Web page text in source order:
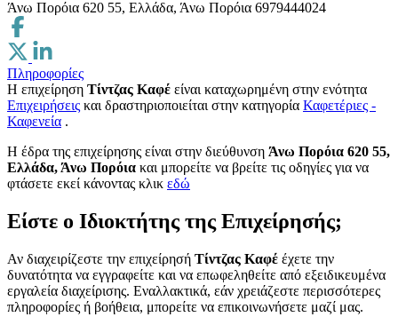
Άνω Πορόια 620 55, Ελλάδα, Άνω Πορόια 6979444024
Πληροφορίες
Η επιχείρηση Τίντζας Καφέ είναι καταχωρημένη στην ενότητα
Επιχειρήσεις και δραστηριοποιείται στην κατηγορία Καφετέριες -
Καφενεία .
H έδρα της επιχείρησης είναι στην διεύθυνση Άνω Πορόια 620 55,
Ελλάδα, Άνω Πορόια και μπορείτε να βρείτε τις οδηγίες για να
φτάσετε εκεί κάνοντας κλικ εδώ
Είστε ο Ιδιοκτήτης της Επιχείρησής;
Αν διαχειρίζεστε την επιχείρησή Τίντζας Καφέ έχετε την
δυνατότητα να εγγραφείτε και να επωφεληθείτε από εξειδικευμένα
εργαλεία διαχείρισης. Εναλλακτικά, εάν χρειάζεστε περισσότερες
πληροφορίες ή βοήθεια, μπορείτε να επικοινωνήσετε μαζί μας.